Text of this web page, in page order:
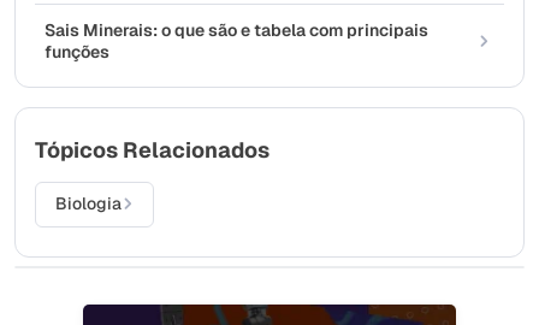
Sais Minerais: o que são e tabela com principais
funções
Tópicos Relacionados
Biologia